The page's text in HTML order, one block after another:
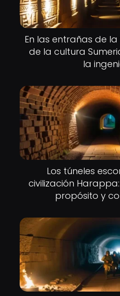
En las entrañas de la
de la cultura
la
Los túneles
civilización
propósito y